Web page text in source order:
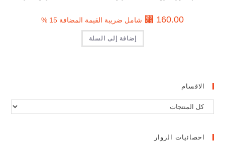
⃁ 160.00 شامل ضريبة القيمة المضافة 15 %
إضافة إلى السلة
الاقسام
احصائيات الزوار